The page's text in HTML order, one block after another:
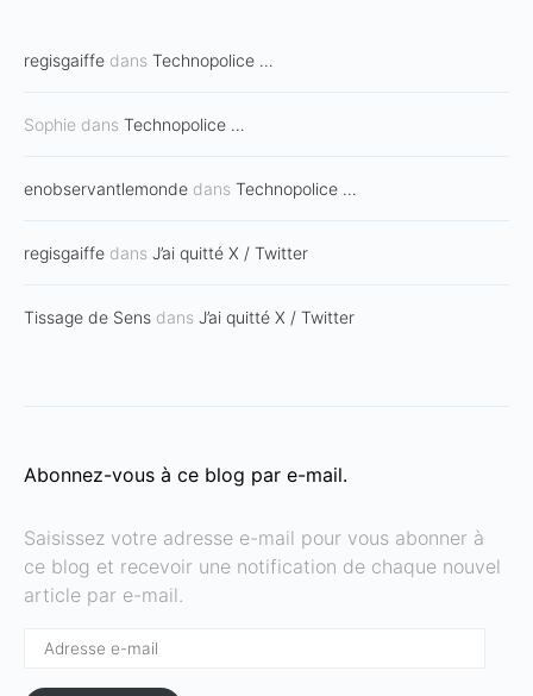
regisgaiffe dans Technopolice …
Sophie dans Technopolice …
enobservantlemonde dans Technopolice …
regisgaiffe dans J’ai quitté X / Twitter
Tissage de Sens dans J’ai quitté X / Twitter
Abonnez-vous à ce blog par e-mail.
Saisissez votre adresse e-mail pour vous abonner à
ce blog et recevoir une notification de chaque nouvel
article par e-mail.
Adresse
mail